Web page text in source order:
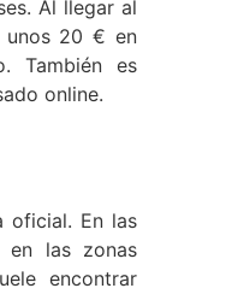
Al llegar al
unos 20 € en
También es
online.
oficial. En las
en las zonas
encontrar